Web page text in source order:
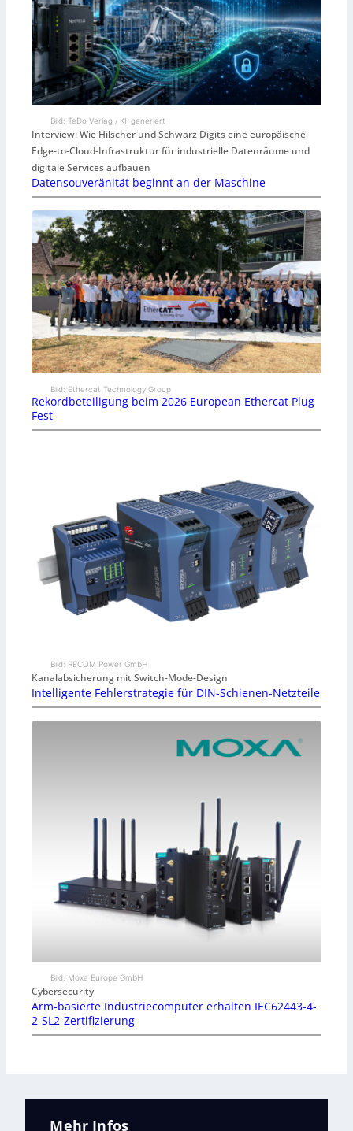
Bild: TeDo Verlag / KI-generiert
Interview: Wie Hilscher und Schwarz Digits eine europäische
Edge-to-Cloud-Infrastruktur für industrielle Datenräume und
digitale Services aufbauen
Datensouveränität beginnt an der Maschine
Bild: Ethercat Technology Group
Rekordbeteiligung beim 2026 European Ethercat Plug
Fest
Bild: RECOM Power GmbH
Kanalabsicherung mit Switch-Mode-Design
Intelligente Fehlerstrategie für DIN-Schienen-Netzteile
Bild: Moxa Europe GmbH
Cybersecurity
Arm-basierte Industriecomputer erhalten IEC62443-4-
2-SL2-Zertifizierung
Mehr Infos